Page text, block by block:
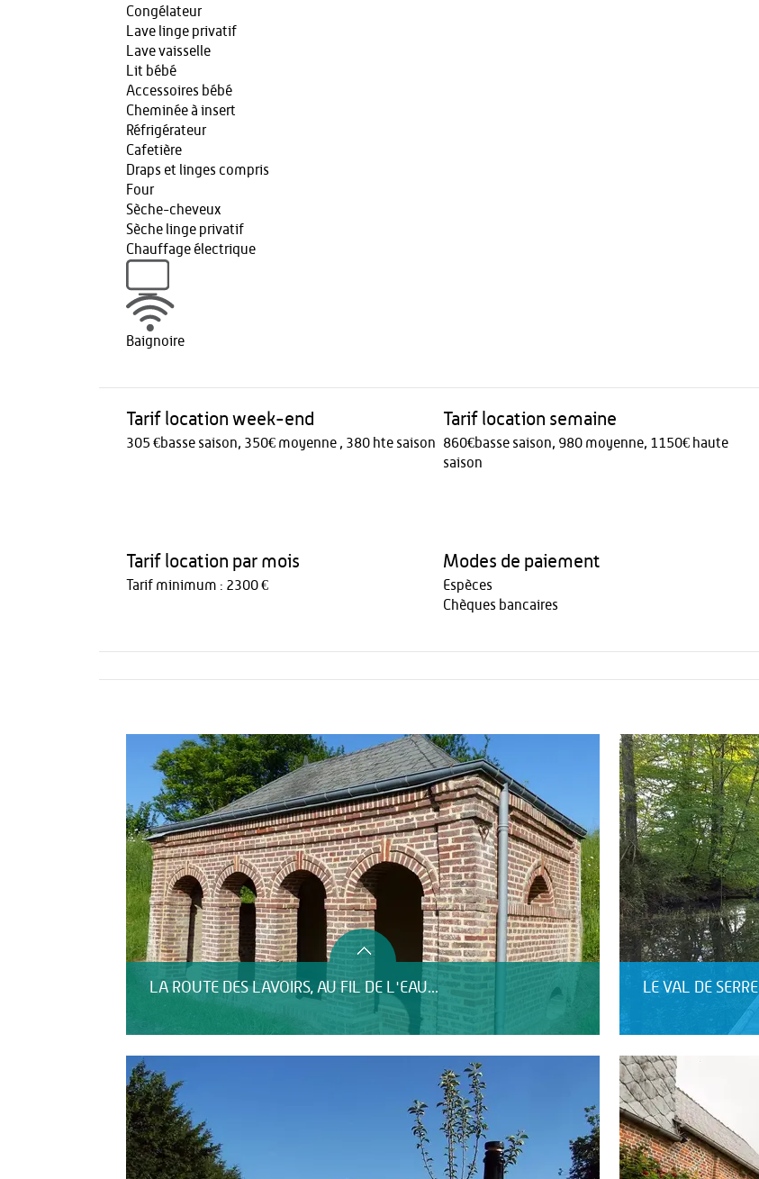
Congélateur
Lave linge privatif
Lave vaisselle
Lit bébé
Accessoires bébé
Cheminée à insert
Réfrigérateur
Cafetière
Draps et linges compris
Four
Sèche-cheveux
Sèche linge privatif
Chauffage électrique
Baignoire
Tarif location week-end
305 €basse saison, 350€ moyenne , 380 hte saison
Tarif location semaine
860€basse saison, 980 moyenne, 1150€ haute
saison
Tarif location par mois
Tarif minimum : 2300 €
Modes de paiement
Espèces
Chèques bancaires
LA ROUTE DES LAVOIRS, AU FIL DE L'EAU... LE VAL DE SERRE